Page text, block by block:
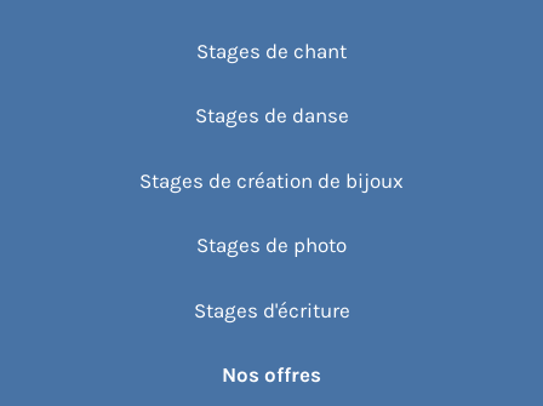
Stages de chant
Stages de danse
Stages de création de bijoux
Stages de photo
Stages d'écriture
Nos offres